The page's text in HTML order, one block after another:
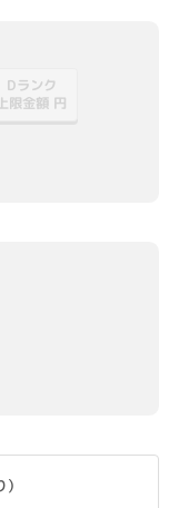
Dランク
限金額 円